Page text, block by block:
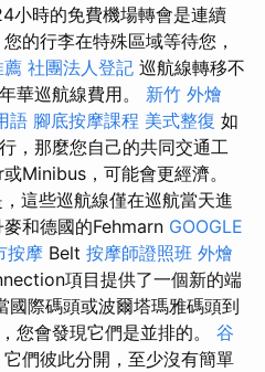
小時的免費機場轉會是連續
的行李在特殊區域等待您，
薦 社團法人登記 巡航線轉移不
華巡航線費用。 新竹 外燴
語 腳底按摩課程 美式整復 如
，那麼您自己的共同交通工
Minibus，可能會更經濟。
這些巡航線僅在巡航當天進
和德國的Fehmarn GOOGLE
按摩 Belt 按摩師證照班 外燴
項目提供了一個新的端
國際碼頭或波爾塔瑪雅碼頭到
您會發現它們是並排的。 谷
們彼此分開，至少沒有簡單